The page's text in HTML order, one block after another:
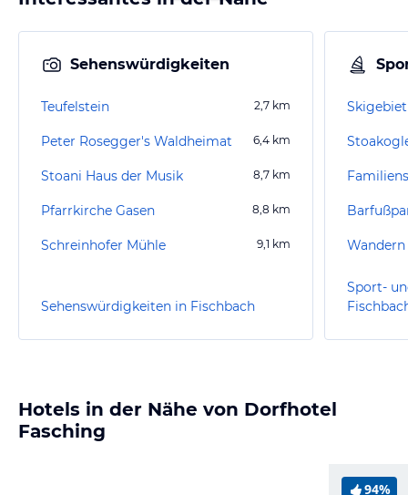
Sehenswürdigkeiten
Teufelstein 2,7 km
Peter Rosegger's Waldheimat 6,4 km
Stoani Haus der Musik 8,7 km
Pfarrkirche Gasen 8,8 km
Schreinhofer Mühle 9,1 km
Sehenswürdigkeiten in Fischbach
Sport-
Hotels in der Nähe von Dorfhotel
Fasching
94%